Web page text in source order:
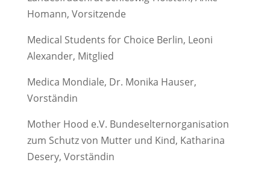
Homann, Vorsitzende
Medical Students for Choice Berlin, Leoni
Alexander, Mitglied
Medica Mondiale, Dr. Monika Hauser,
Vorständin
Mother Hood e.V. Bundeselternorganisation
zum Schutz von Mutter und Kind, Katharina
Desery, Vorständin